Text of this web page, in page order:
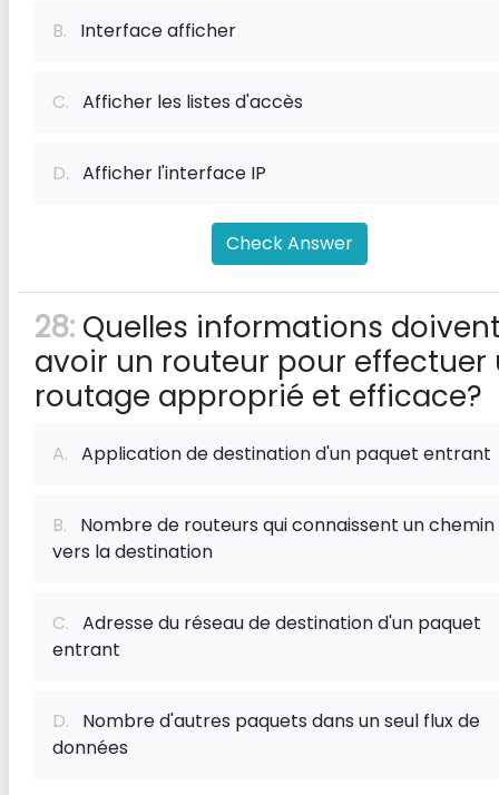
B. Interface afficher
C. Afficher les listes d'accès
D. Afficher l'interface IP
Check Answer
28: Quelles informations
avoir un routeur pour effectuer
routage approprié et efficace?
A. Application de destination d'un paquet entrant
B. Nombre de routeurs qui connaissent un chemin
vers la destination
C. Adresse du réseau de destination d'un paquet
entrant
D. Nombre d'autres paquets dans un seul flux de
données